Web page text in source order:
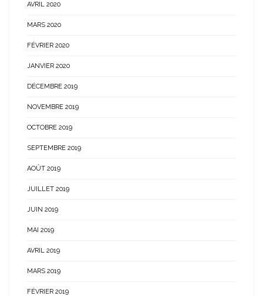
AVRIL 2020
MARS 2020
FÉVRIER 2020
JANVIER 2020
DÉCEMBRE 2019
NOVEMBRE 2019
OCTOBRE 2019
SEPTEMBRE 2019
AOÛT 2019
JUILLET 2019
JUIN 2019
MAI 2019
AVRIL 2019
MARS 2019
FÉVRIER 2019